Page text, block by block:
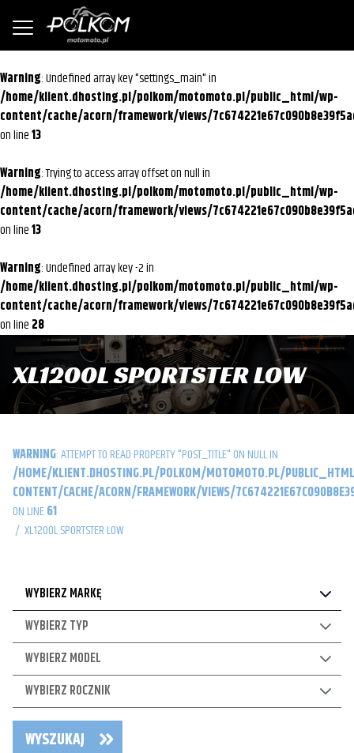
Warning : Undefined array key "settings_main" in
/home/klient.dhosting.pl/polkom/motomoto.pl/public_html/wp-
content/cache/acorn/framework/views/
on line13
Warning : Trying to access array offset on null in
/home/klient.dhosting.pl/polkom/motomoto.pl/public_html/wp-
content/cache/acorn/framework/views/
on line13
Warning : Undefined array key -2 in
/home/klient.dhosting.pl/polkom/motomoto.pl/public_html/wp-
content/cache/acorn/framework/views/
on line 28
XL1200L SPORTSTER LOW
WARNING : ATTEMPT TO READ PROPERTY "POST_TITLE" ON NULL IN
/HOME/KLIENT.DHOSTING.PL/POLKOM/MOTOMOTO.PL/
CONTENT/CACHE/ACORN/FRAMEWORK/VIEWS/
ON LINE61
/ XL1200L SPORTSTER LOW
WYBIERZ MARKĘ
WYBIERZ TYP
WYBIERZ MODEL
WYBIERZ ROCZNIK
WYSZUKAJ